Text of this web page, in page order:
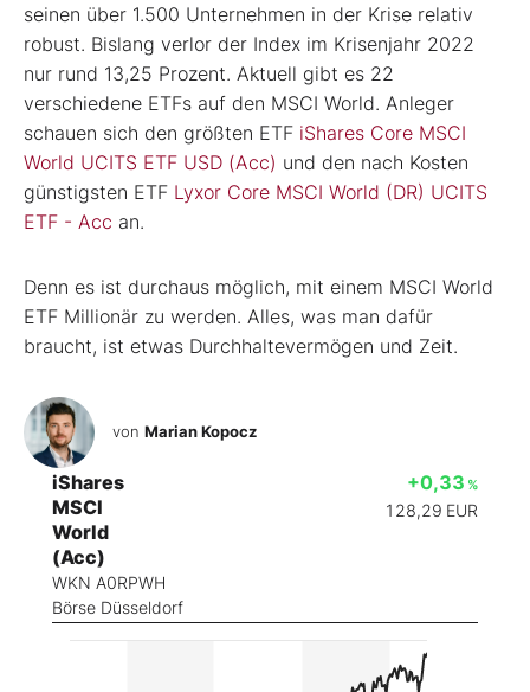
seinen über 1.500 Unternehmen in der Krise relativ
robust. Bislang verlor der Index im Krisenjahr 2022
nur rund 13,25 Prozent. Aktuell gibt es 22
verschiedene ETFs auf den MSCI World. Anleger
schauen sich den größten ETF iShares Core MSCI
World UCITS ETF USD (Acc) und den nach Kosten
günstigsten ETF Lyxor Core MSCI World (DR) UCITS
ETF - Acc an.
Denn es ist durchaus möglich, mit einem MSCI World
ETF Millionär zu werden. Alles, was man dafür
braucht, ist etwas Durchhaltevermögen und Zeit.
von Marian Kopocz
iShares
MSCI
World
(Acc)
WKN A0RPWH
Börse Düsseldorf
+0,33 %
128,29 EUR